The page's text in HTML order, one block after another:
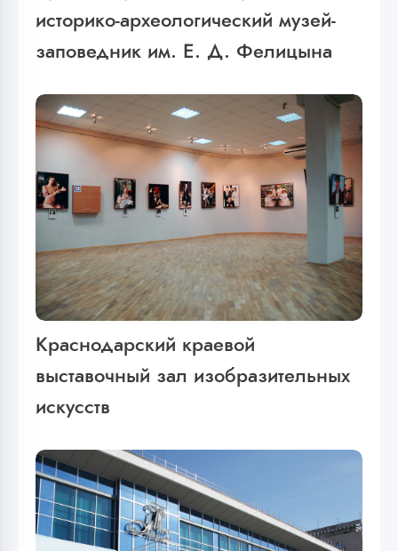
историко-археологический музей-
заповедник им. Е. Д. Фелицына
Краснодарский краевой
выставочный зал изобразительных
искусств